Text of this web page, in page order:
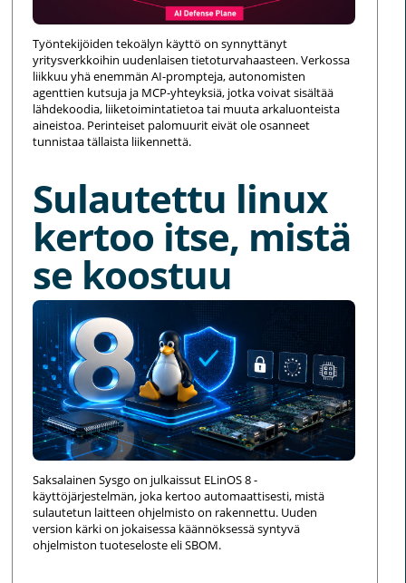
Työntekijöiden tekoälyn käyttö on synnyttänyt
yritysverkkoihin uudenlaisen tietoturvahaasteen. Verkossa
liikkuu yhä enemmän AI-prompteja, autonomisten
agenttien kutsuja ja MCP-yhteyksiä, jotka voivat sisältää
lähdekoodia, liiketoimintatietoa tai muuta arkaluonteista
aineistoa. Perinteiset palomuurit eivät ole osanneet
tunnistaa tällaista liikennettä.
Sulautettu linux
kertoo itse, mistä
se koostuu
Saksalainen Sysgo on julkaissut ELinOS 8 -
käyttöjärjestelmän, joka kertoo automaattisesti, mistä
sulautetun laitteen ohjelmisto on rakennettu. Uuden
version kärki on jokaisessa käännöksessä syntyvä
ohjelmiston tuoteseloste eli SBOM.